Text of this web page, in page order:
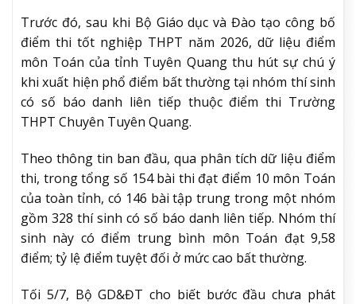
Trước đó, sau khi Bộ Giáo dục và Đào tạo công bố
điểm thi tốt nghiệp THPT năm 2026, dữ liệu điểm
môn Toán của tỉnh Tuyên Quang thu hút sự chú ý
khi xuất hiện phổ điểm bất thường tại nhóm thí sinh
có số báo danh liên tiếp thuộc điểm thi Trường
THPT Chuyên Tuyên Quang.
Theo thông tin ban đầu, qua phân tích dữ liệu điểm
thi, trong tổng số 154 bài thi đạt điểm 10 môn Toán
của toàn tỉnh, có 146 bài tập trung trong một nhóm
gồm 328 thí sinh có số báo danh liên tiếp. Nhóm thí
sinh này có điểm trung bình môn Toán đạt 9,58
điểm; tỷ lệ điểm tuyệt đối ở mức cao bất thường.
Tối 5/7, Bộ GD&ĐT cho biết bước đầu chưa phát